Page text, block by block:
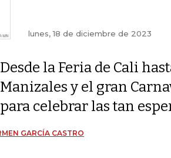
lunes, 18 de diciembre de 2023
Desde la Feria de Cali
Manizales y el gran
para celebrar las tan
GARCÍA CASTRO